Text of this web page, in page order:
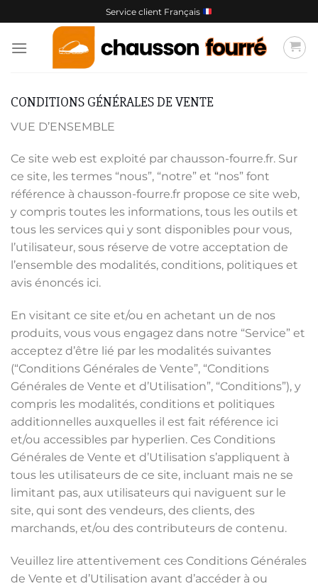
au
contenu
Service client Français
CONDITIONS GÉNÉRALES DE VENTE
VUE D’ENSEMBLE
Ce site web est exploité par chausson-fourre.fr. Sur
ce site, les termes “nous”, “notre” et “nos” font
référence à chausson-fourre.fr propose ce site web,
y compris toutes les informations, tous les outils et
tous les services qui y sont disponibles pour vous,
l’utilisateur, sous réserve de votre acceptation de
l’ensemble des modalités, conditions, politiques et
avis énoncés ici.
En visitant ce site et/ou en achetant un de nos
produits, vous vous engagez dans notre “Service” et
acceptez d’être lié par les modalités suivantes
(“Conditions Générales de Vente”, “Conditions
Générales de Vente et d’Utilisation”, “Conditions”), y
compris les modalités, conditions et politiques
additionnelles auxquelles il est fait référence ici
et/ou accessibles par hyperlien. Ces Conditions
Générales de Vente et d’Utilisation s’appliquent à
tous les utilisateurs de ce site, incluant mais ne se
limitant pas, aux utilisateurs qui naviguent sur le
site, qui sont des vendeurs, des clients, des
marchands, et/ou des contributeurs de contenu.
Veuillez lire attentivement ces Conditions Générales
de Vente et d’Utilisation avant d’accéder à ou